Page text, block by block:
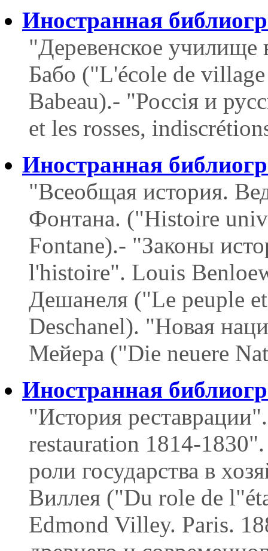
Иностранная
"Деревенское
Бабо ("L'école de
Babeau).- "Россія и
et les rosses,
Иностранная
"Всеобщая история.
Фонтана. ("Histoire
Fontane).- "Законы
l'histoire". Louis
Дешанеля ("Le peuple
Deschanel). "Новая
Мейера ("Die neuere
Иностранная
"История
restauration 1814-
роли государства в
Виллея ("Du role de
Edmond Villey. Paris.